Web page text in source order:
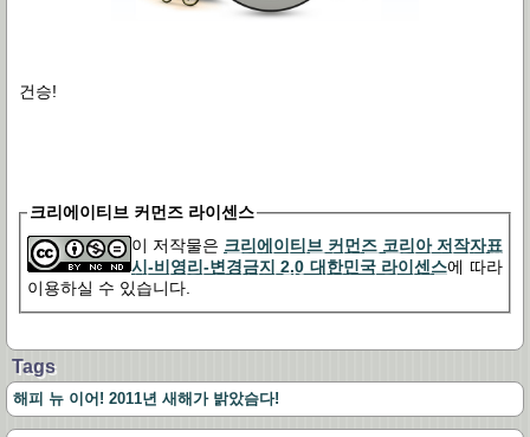
건승!
크리에이티브 커먼즈 라이센스
이 저작물은 크리에이티브 커먼즈 코리아 저작자표
시-비영리-변경금지 2.0 대한민국 라이센스에 따라
이용하실 수 있습니다.
Tags
해피 뉴 이어! 2011년 새해가 밝았슴다!